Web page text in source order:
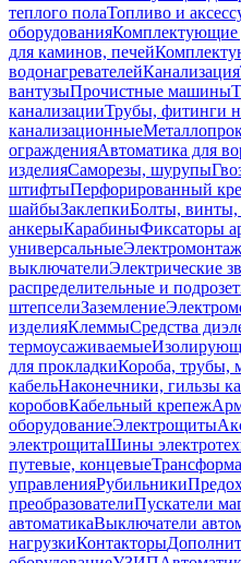
теплого полаТопливо и
оборудованияКомплектующие
для каминов, печей
водонагревателейКанализация
вантузыПрочистные машины
канализацииТрубы, фитинги
канализационные
огражденияАвтоматика для
изделияСаморезы, шурупы
штифтыПерфорированный
шайбыЗаклепкиБолты,
анкерыКарабиныФиксаторы
универсальные
выключателиЭлектрические
распределительные и
штепселиЗаземление
изделияКлеммыСредства
термоусаживаемые
для прокладкиКороба, трубы,
кабельНаконечники, гильзы
коробовКабельный крепеж
оборудованиеЭлектрощиты
электрощитаШины
путевые, концевые
управленияРубильники
преобразователиПускатели
автоматикаВыключатели
нагрузкиКонтакторы